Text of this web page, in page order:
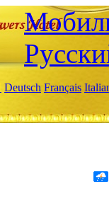
Deutsch Français